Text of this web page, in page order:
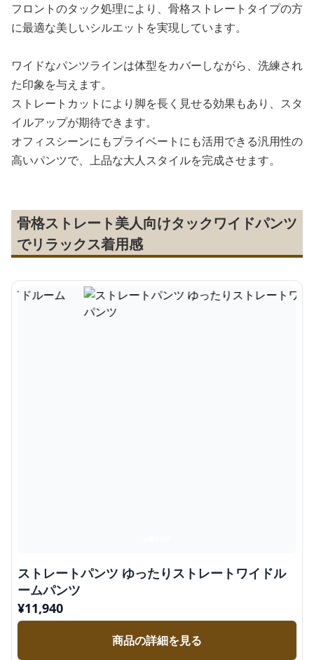
フロントのタック処理により、骨格ストレートタイプの方
に最適な美しいシルエットを実現しています。
ワイドなパンツラインは体型をカバーしながら、洗練され
た印象を与えます。
ストレートカットにより脚を長く見せる効果もあり、スタ
イルアップが期待できます。
オフィスシーンにもプライベートにも活用できる汎用性の
高いパンツで、上品な大人スタイルを完成させます。
骨格ストレート美人向けタックワイドパンツ
でリラックス着用感
ストレートパンツ ゆったりストレートワイドル
ームパンツ
¥11,940
商品の詳細を見る